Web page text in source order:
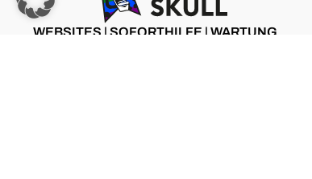
WEBSITES | SOFORTHILFE | WARTUNG